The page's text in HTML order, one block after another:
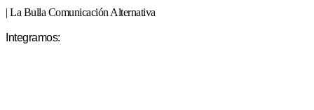
| La Bulla Comunicación Alternativa
Integramos: